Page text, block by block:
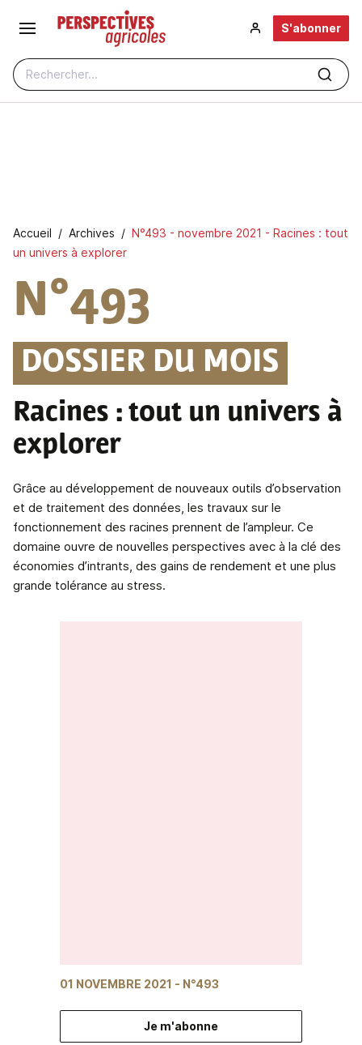
Aller au contenu principal
Rechercher...
S'abonner
Fil d'Ariane
Accueil Archives
N°493 - novembre 2021 - Racines : tout
un univers à explorer
N°493
DOSSIER DU MOIS
Racines : tout un univers à
explorer
Grâce au développement de nouveaux outils d’observation
et de traitement des données, les travaux sur le
fonctionnement des racines prennent de l’ampleur. Ce
domaine ouvre de nouvelles perspectives avec à la clé des
économies d’intrants, des gains de rendement et une plus
grande tolérance au stress.
01 NOVEMBRE 2021 - N°493
Je m'abonne